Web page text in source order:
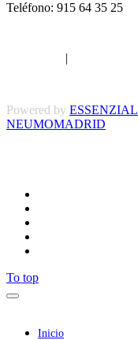
Teléfono: 915 64 35 25
|
Powered by ESSENZIAL
NEUMOMADRID
To top
Inicio